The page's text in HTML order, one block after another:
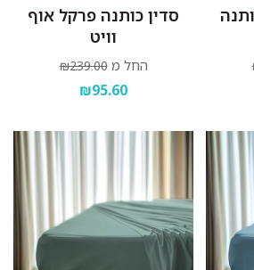
סדין כותנה פרקל אוף
וויט
החל מ ₪239.00
₪95.60